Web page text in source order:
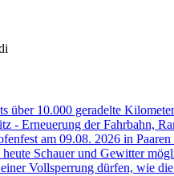
über 10.000 geradelte
- Erneuerung der Fahrbahn,
am 09.08. 2026 in
Schauer und Gewitter
Vollsperrung dürfen, wie